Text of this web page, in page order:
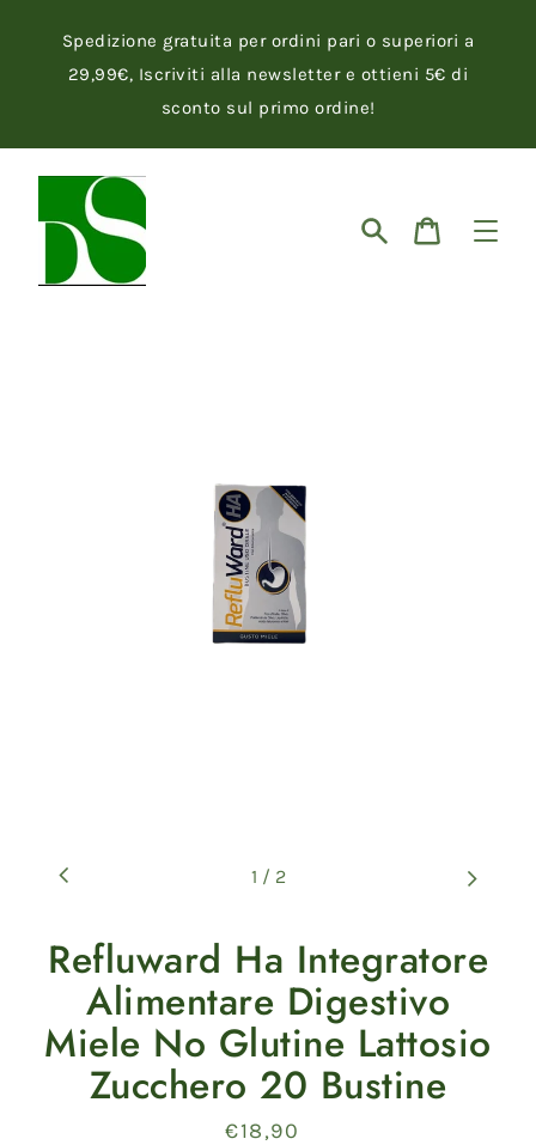
direttamente
contenuti
Spedizione gratuita per ordini pari o superiori a
29,99€, Iscriviti alla newsletter e ottieni 5€ di
sconto sul primo ordine!
1 / 2
Refluward Ha Integratore
Alimentare Digestivo
Miele No Glutine Lattosio
Zucchero 20 Bustine
Prezzo
€18,90